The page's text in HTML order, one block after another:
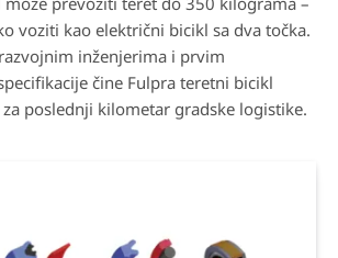
voziti kao električni bicikl sa dva točka.
inženjerima i prvim
čine Fulpra teretni bicikl
poslednji kilometar gradske logistike.